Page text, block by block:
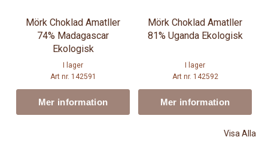
Mörk Choklad Amatller
74% Madagascar
Ekologisk
I lager
Art nr. 142591
Mer information
Mörk Choklad Amatller
81% Uganda Ekologisk
I lager
Art nr. 142592
Mer information
Visa Alla